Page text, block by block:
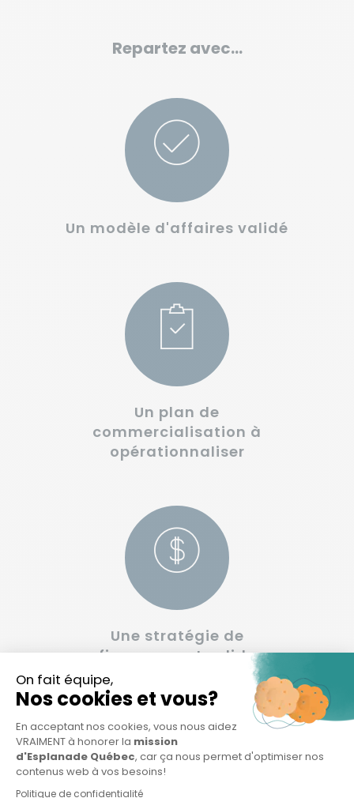
Repartez avec…
Un modèle d'affaires validé
Un plan de
commercialisation à
opérationnaliser
Une stratégie de
financement solide